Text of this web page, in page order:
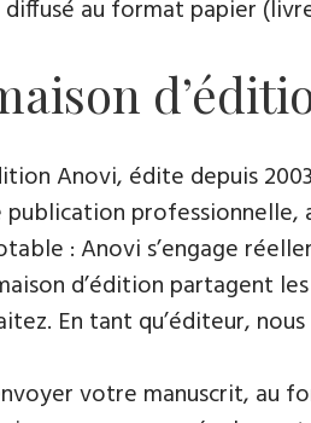
au format papier
Anovi, édite depuis
: Anovi s’engage
d’édition partagent
En tant qu’éditeur,
votre manuscrit, au